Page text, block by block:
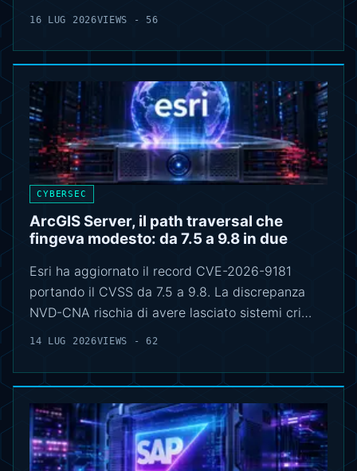
16 LUG 2026VIEWS - 56
CYBERSEC
ArcGIS Server, il path traversal che
fingeva modesto: da 7.5 a 9.8 in due
Esri ha aggiornato il record CVE-2026-9181
portando il CVSS da 7.5 a 9.8. La discrepanza
NVD-CNA rischia di avere lasciato sistemi cri…
14 LUG 2026VIEWS - 62